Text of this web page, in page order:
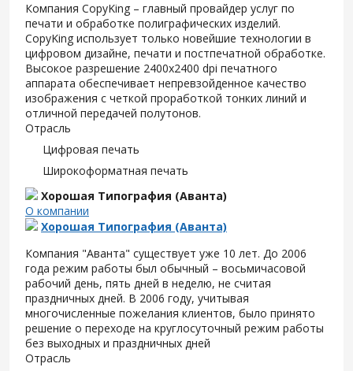
Компания CopyKing – главный провайдер услуг по
печати и обработке полиграфических изделий.
CopyKing использует только новейшие технологии в
цифровом дизайне, печати и постпечатной обработке.
Высокое разрешение 2400x2400 dpi печатного
аппарата обеспечивает непревзойденное качество
изображения с четкой проработкой тонких линий и
отличной передачей полутонов.
Отрасль
Цифровая печать
Широкоформатная печать
Хорошая Типография (Аванта)
О компании
Хорошая Типография (Аванта)
Компания "Аванта" существует уже 10 лет. До 2006
года режим работы был обычный – восьмичасовой
рабочий день, пять дней в неделю, не считая
праздничных дней. В 2006 году, учитывая
многочисленные пожелания клиентов, было принято
решение о переходе на круглосуточный режим работы
без выходных и праздничных дней
Отрасль